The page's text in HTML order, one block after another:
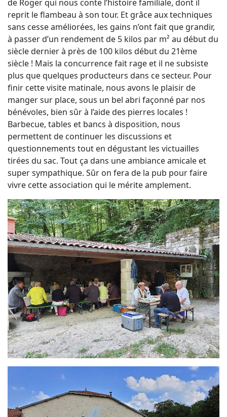
de Roger qui nous conte l’histoire familiale, dont il
reprit le flambeau à son tour. Et grâce aux techniques
sans cesse améliorées, les gains n’ont fait que grandir,
à passer d’un rendement de 5 kilos par m² au début du
siècle dernier à près de 100 kilos début du 21ème
siècle ! Mais la concurrence fait rage et il ne subsiste
plus que quelques producteurs dans ce secteur. Pour
finir cette visite matinale, nous avons le plaisir de
manger sur place, sous un bel abri façonné par nos
bénévoles, bien sûr à l’aide des pierres locales !
Barbecue, tables et bancs à disposition, nous
permettent de continuer les discussions et
questionnements tout en dégustant les victuailles
tirées du sac. Tout ça dans une ambiance amicale et
super sympathique. Sûr on fera de la pub pour faire
vivre cette association qui le mérite amplement.